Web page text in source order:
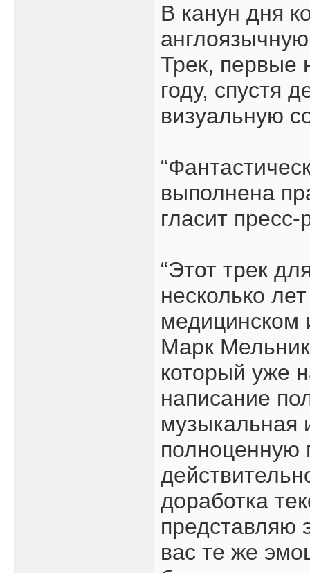
В канун дня
Трек, первые
году, спустя
визуальную
выполнена
гласит
“Этот трек
несколько
медицинском
Марк
который уже
написание
музыкальная
полноценную
доработка
представляю
вас те же